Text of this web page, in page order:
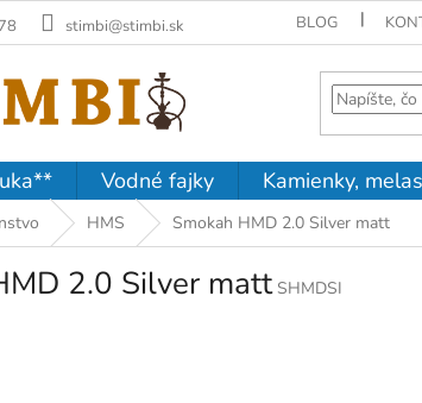
stimbi@stimbi.sk BLOG
Vodné fajky Kamienky,
HMS Smokah HMD 2.0 Silver matt
2.0 Silver matt SHMDSI